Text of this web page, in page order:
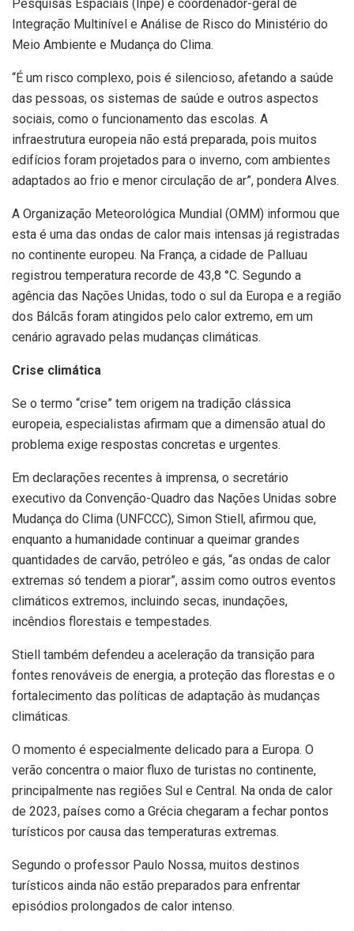
Pesquisas Espaciais (Inpe) e coordenador-geral de
Integração Multinível e Análise de Risco do Ministério do
Meio Ambiente e Mudança do Clima.
“É um risco complexo, pois é silencioso, afetando a saúde
das pessoas, os sistemas de saúde e outros aspectos
sociais, como o funcionamento das escolas. A
infraestrutura europeia não está preparada, pois muitos
edifícios foram projetados para o inverno, com ambientes
adaptados ao frio e menor circulação de ar”, pondera Alves.
A Organização Meteorológica Mundial (OMM) informou que
esta é uma das ondas de calor mais intensas já registradas
no continente europeu. Na França, a cidade de Palluau
registrou temperatura recorde de 43,8 °C. Segundo a
agência das Nações Unidas, todo o sul da Europa e a região
dos Bálcãs foram atingidos pelo calor extremo, em um
cenário agravado pelas mudanças climáticas.
Crise climática
Se o termo “crise” tem origem na tradição clássica
europeia, especialistas afirmam que a dimensão atual do
problema exige respostas concretas e urgentes.
Em declarações recentes à imprensa, o secretário
executivo da Convenção-Quadro das Nações Unidas sobre
Mudança do Clima (UNFCCC), Simon Stiell, afirmou que,
enquanto a humanidade continuar a queimar grandes
quantidades de carvão, petróleo e gás, “as ondas de calor
extremas só tendem a piorar”, assim como outros eventos
climáticos extremos, incluindo secas, inundações,
incêndios florestais e tempestades.
Stiell também defendeu a aceleração da transição para
fontes renováveis de energia, a proteção das florestas e o
fortalecimento das políticas de adaptação às mudanças
climáticas.
O momento é especialmente delicado para a Europa. O
verão concentra o maior fluxo de turistas no continente,
principalmente nas regiões Sul e Central. Na onda de calor
de 2023, países como a Grécia chegaram a fechar pontos
turísticos por causa das temperaturas extremas.
Segundo o professor Paulo Nossa, muitos destinos
turísticos ainda não estão preparados para enfrentar
episódios prolongados de calor intenso.